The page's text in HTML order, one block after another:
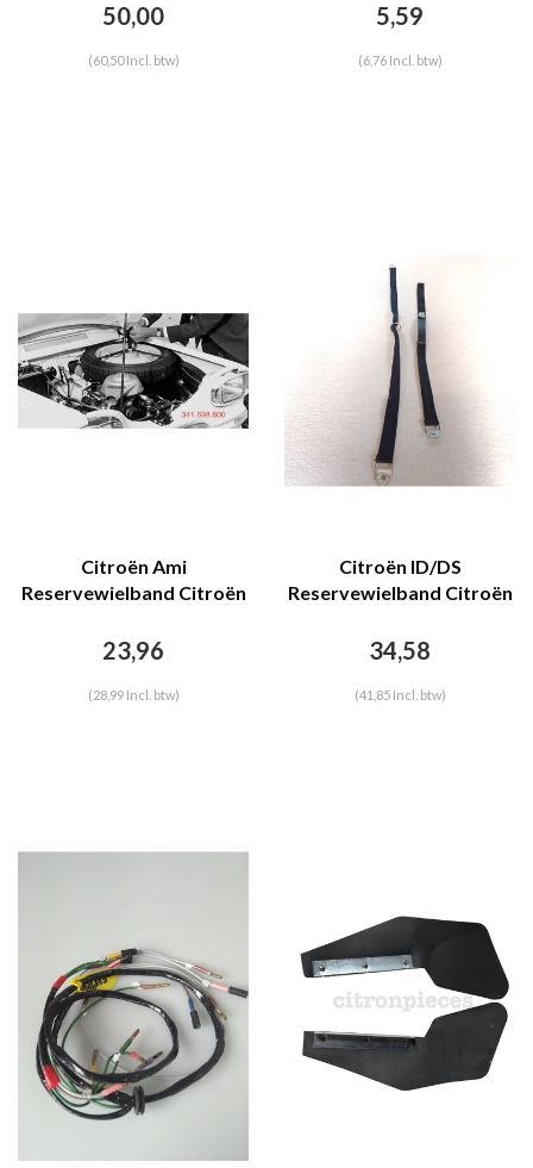
50,00
(60,50 Incl. btw)
5,59
(6,76 Incl. btw)
Citroën Ami
Reservewielband Citroën
23,96
(28,99 Incl. btw)
Citroën ID/DS
Reservewielband Citroën
34,58
(41,85 Incl. btw)